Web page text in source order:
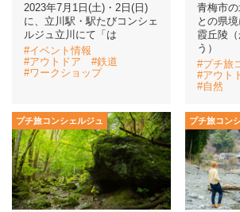
中央線フェス
イベント情報
駅から探す
2023年7月1日(土)・2日(日)
に、立川駅・駅たびコンシェ
ルジュ立川にて「は
#イベント情報
#アウトドア
#鉄道
#ワークショップ
青梅市
との県
霞丘陵
う）
#プチ旅
#アウト
#自然
プチ旅コンシェルジュ プチ旅コン